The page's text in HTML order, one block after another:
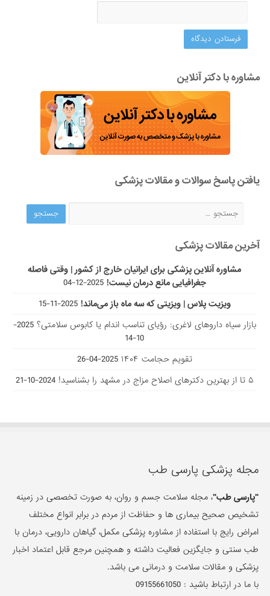
مشاوره با دکتر آنلاین
یافتن پاسخ سوالات و مقالات پزشکی
آخرین مقالات پزشکی
مشاوره آنلاین پزشکی برای ایرانیان خارج از کشور | وقتی فاصله
جغرافیایی مانع درمان نیست! 2025-12-04
ویزیت پلاس | ویزیتی که سه ماه باز می‌ماند! 2025-11-15
بازار سیاه داروهای لاغری: رؤیای تناسب اندام یا کابوس سلامتی؟
2025-
10-14
تقویم حجامت ۱۴۰۴
2025-04-26
۵ تا از بهترین دکتر‌های اصلاح مزاج در مشهد را بشناسید!
2024-10-21
مجله پزشکی پارسی طب
"پارسی طب"، مجله سلامت جسم و روان، به صورت تخصصی در زمینه
تشخیص صحیح بیماری ها و حفاظت از مردم در برابر انواع مختلف
امراض رایج با استفاده از مشاوره پزشکی مکمل، گیاهان دارویی، درمان با
طب سنتی و جایگزین فعالیت داشته و همچنین مرجع قابل اعتماد اخبار
پزشکی و مقالات سلامت و درمانی می باشد.
با ما در ارتباط باشید :09155661050